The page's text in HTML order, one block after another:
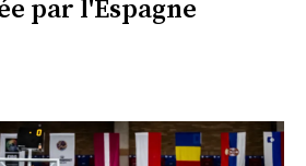
par l'Espagne